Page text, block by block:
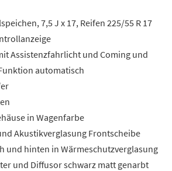
7,5 J x 17, Reifen 225/55 R 17
Assistenzfahrlicht und Coming und
automatisch
in Wagenfarbe
Akustikverglasung Frontscheibe
und hinten in Wärmeschutzverglasung
und Diffusor schwarz matt genarbt